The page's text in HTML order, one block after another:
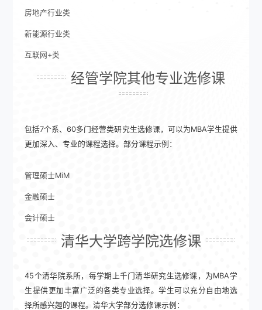
房地产行业类
新能源行业类
互联网+类
经管学院其他专业选修课
包括7个系、60多门经营类研究生选修课，可以为MBA学生提供
更加深入、专业的课程选择。部分课程示例：
管理硕士MiM
金融硕士
会计硕士
清华大学跨学院选修课
45个清华院系所，每学期上千门清华研究生选修课，为MBA学
生提供更加丰富广泛的各类专业选择。学生可以充分自由地选
择所感兴趣的课程。清华大学部分选修课示例：